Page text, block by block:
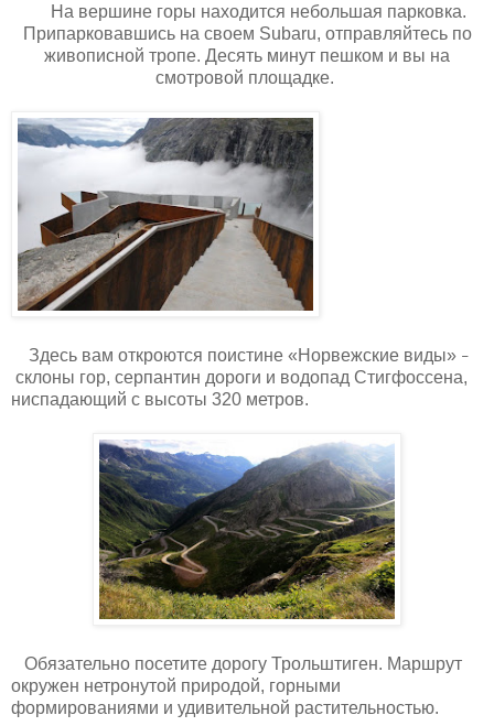
На вершине горы находится небольшая парковка.
Припарковавшись на своем Subaru, отправляйтесь по
живописной тропе. Десять минут пешком и вы на
смотровой площадке.
Здесь вам откроются поистине «Норвежские виды» –
склоны гор, серпантин дороги и водопад Стигфоссена,
ниспадающий с высоты 320 метров.
Обязательно посетите дорогу Трольштиген. Маршрут
окружен нетронутой природой, горными
формированиями и удивительной растительностью.